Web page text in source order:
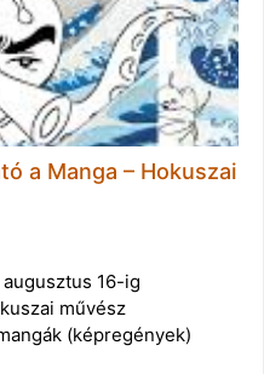
a Manga – Hokuszai
16-ig
művész
(képregények)